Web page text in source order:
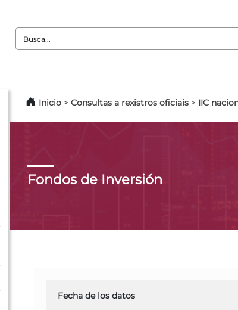
Busca:
Inicio > Consultas a rexistros oficiais > IIC
Fondos de Inversión
Fecha de los datos